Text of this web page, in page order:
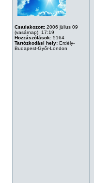
Csatlakozott: 2006 július 09
(vasárnap), 17:19
Hozzászólások: 5164
Tartózkodási hely: Erdély-
Budapest-Győr-London